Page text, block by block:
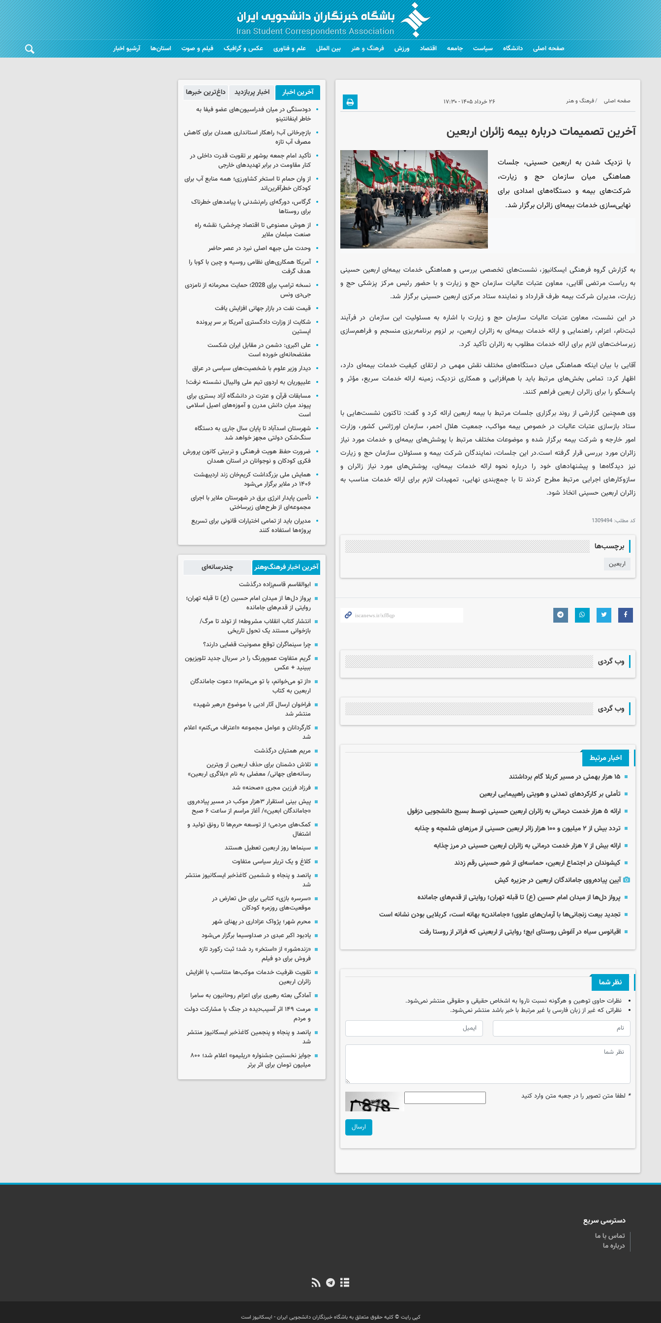
صفحه اصلی دانشگاه سیاست جامعه اقتصاد ورزش فرهنگ و هنر بین الملل علم و فناوری عکس و گرافیک فیلم و صوت استان‌ها آرشیو اخبار
صفحه اصلی فرهنگ و هنر ۲۶ خرداد ۱۴۰۵ - ۱۷:۳۰
آخرین تصمیمات درباره بیمه زائران اربعین
با نزدیک شدن به اربعین حسینی، جلسات
هماهنگی میان سازمان حج و زیارت،
شرکت‌های بیمه و دستگاه‌های امدادی برای
نهایی‌سازی خدمات بیمه‌ای زائران برگزار شد.
به گزارش گروه فرهنگی ایسکانیوز، نشست‌های تخصصی بررسی و هماهنگی خدمات بیمه‌ای اربعین حسینی
به ریاست مرتضی آقایی، معاون عتبات عالیات سازمان حج و زیارت و با حضور رئیس مرکز پزشکی حج و
زیارت، مدیران شرکت بیمه طرف قرارداد و نماینده ستاد مرکزی اربعین حسینی برگزار شد.
در این نشست، معاون عتبات عالیات سازمان حج و زیارت با اشاره به مسئولیت این سازمان در فرآیند
ثبت‌نام، اعزام، راهنمایی و ارائه خدمات بیمه‌ای به زائران اربعین، بر لزوم برنامه‌ریزی منسجم و فراهم‌سازی
زیرساخت‌های لازم برای ارائه خدمات مطلوب به زائران تأکید کرد.
آقایی با بیان اینکه هماهنگی میان دستگاه‌های مختلف نقش مهمی در ارتقای کیفیت خدمات بیمه‌ای دارد،
اظهار کرد: تمامی بخش‌های مرتبط باید با هم‌افزایی و همکاری نزدیک، زمینه ارائه خدمات سریع، مؤثر و
پاسخگو را برای زائران اربعین فراهم کنند.
وی همچنین گزارشی از روند برگزاری جلسات مرتبط با بیمه اربعین ارائه کرد و گفت: تاکنون نشست‌هایی با
ستاد بازسازی عتبات عالیات در خصوص بیمه مواکب، جمعیت هلال احمر، سازمان اورژانس کشور، وزارت
امور خارجه و شرکت بیمه برگزار شده و موضوعات مختلف مرتبط با پوشش‌های بیمه‌ای و خدمات مورد نیاز
زائران مورد بررسی قرار گرفته است.در این جلسات، نمایندگان شرکت بیمه و مسئولان سازمان حج و زیارت
نیز دیدگاه‌ها و پیشنهادهای خود را درباره نحوه ارائه خدمات بیمه‌ای، پوشش‌های مورد نیاز زائران و
سازوکارهای اجرایی مرتبط مطرح کردند تا با جمع‌بندی نهایی، تمهیدات لازم برای ارائه خدمات مناسب به
زائران اربعین حسینی اتخاذ شود.
کد مطلب: 1309494
برچسب‌ها
اربعین
وب گردی
وب گردی
اخبار مرتبط
۱۵ هزار بهمئی در مسیر کربلا گام برداشتند
تأملی بر کارکردهای تمدنی و هویتی راهپیمایی اربعین
ارائه ۵ هزار خدمت درمانی به زائران اربعین حسینی توسط بسیج دانشجویی دزفول
تردد بیش از ۲ میلیون و ۱۰۰ هزار زائر اربعین حسینی از مرزهای شلمچه و چذابه
ارائه بیش از ۷ هزار خدمت درمانی به زائران اربعین حسینی در مرز چذابه
کیشوندان در اجتماع اربعین، حماسه‌ای از شور حسینی رقم زدند
آیین پیاده‌روی جاماندگان اربعین در جزیره کیش
پرواز دل‌ها از میدان امام حسین (ع) تا قبله تهران؛ روایتی از قدم‌های جامانده
تجدید بیعت زنجانی‌ها با آرمان‌های علوی؛ «جاماندن» بهانه است، کربلایی بودن نشانه است
اقیانوس سیاه در آغوش روستای ایچ؛ روایتی از اربعینی که فراتر از روستا رفت
نظر شما
نظرات حاوی توهین و هرگونه نسبت ناروا به اشخاص حقیقی و حقوقی منتشر نمی‌شود.
نظراتی که غیر از زبان فارسی یا غیر مرتبط با خبر باشد منتشر نمی‌شود.
* لطفا متن تصویر را در جعبه متن وارد کنید
ارسال
آخرین اخبار اخبار پربازدید داغ‌ترین خبرها
دودستگی در میان فدراسیون‌های عضو فیفا به
خاطر اینفانتینو
بازچرخانی آب؛ راهکار استانداری همدان برای کاهش
مصرف آب تازه
تأکید امام جمعه بوشهر بر تقویت قدرت داخلی در
کنار مقاومت در برابر تهدیدهای خارجی
از وان حمام تا استخر کشاورزی؛ همه منابع آب برای
کودکان خطرآفرین‌اند
گرگاس، دورگه‌ای رام‌نشدنی با پیامدهای خطرناک
برای روستاها
از هوش مصنوعی تا اقتصاد چرخشی؛ نقشه راه
صنعت مبلمان ملایر
وحدت ملی جبهه اصلی نبرد در عصر حاضر
آمریکا همکاری‌های نظامی روسیه و چین با کوبا را
هدف گرفت
نسخه ترامپ برای 2028؛ حمایت محرمانه از نامزدی
جی‌دی ونس
قیمت نفت در بازار جهانی افزایش یافت
شکایت از وزارت دادگستری آمریکا بر سر پرونده
اپستین
علی اکبری: دشمن در مقابل ایران شکست
مفتضحانه‌ای خورده است
دیدار وزیر علوم با شخصیت‌های سیاسی در عراق
علیپوریان به اردوی تیم ملی والیبال نشسته نرفت!
مسابقات قرآن و عترت در دانشگاه آزاد بستری برای
پیوند میان دانش مدرن و آموزه‌های اصیل اسلامی
است
شهرستان اسدآباد تا پایان سال جاری به دستگاه
سنگ‌شکن دولتی مجهز خواهد شد
ضرورت حفظ هویت فرهنگی و تربیتی کانون پرورش
فکری کودکان و نوجوانان در استان همدان
همایش ملی بزرگداشت کریم‌خان زند اردیبهشت
۱۴۰۶ در ملایر برگزار می‌شود
تأمین پایدار انرژی برق در شهرستان ملایر با اجرای
مجموعه‌ای از طرح‌های زیرساختی
مدیران باید از تمامی اختیارات قانونی برای تسریع
پروژه‌ها استفاده کنند
آخرین اخبار فرهنگ‌وهنر چندرسانه‌ای
ابوالقاسم قاسم‌زاده درگذشت
پرواز دل‌ها از میدان امام حسین (ع) تا قبله تهران؛
روایتی از قدم‌های جامانده
انتشار کتاب انقلاب مشروطه؛ از تولد تا مرگ/
بازخوانی مستند یک تحول تاریخی
چرا سینماگران توقع مصونیت قضایی دارند؟
گریم متفاوت عموپورنگ را در سریال جدید تلویزیون
ببینید + عکس
«از تو می‌خوانم، با تو می‌مانم»؛ دعوت جاماندگان
اربعین به کتاب
فراخوان ارسال آثار ادبی با موضوع «رهبر شهید»
منتشر شد
کارگردانان و عوامل مجموعه «اعتراف می‌کنم» اعلام
شد
مریم همتیان درگذشت
تلاش دشمنان برای حذف اربعین از ویترین
رسانه‌های جهانی/ معضلی به نام «بلاگری اربعین»
فرزاد فرزین مجری «صحنه» شد
پیش بینی استقرار ۳هزار موکب در مسیر پیاده‌روی
«جاماندگان ابعین»/ آغاز مراسم از ساعت ۶ صبح
کمک‌های مردمی؛ از توسعه حرم‌ها تا رونق تولید و
اشتغال
سینماها روز اربعین تعطیل هستند
کلاغ و یک تریلر سیاسی متفاوت
پانصد و پنجاه و ششمین کاغذخبر ایسکانیوز منتشر
شد
«سرسره بازی» کتابی برای حل تعارض در
موقعیت‌های روزمره کودکان
محرم شهر؛ پژواک عزاداری در پهنای شهر
یادبود اکبر عبدی در صداوسیما برگزار می‌شود
«زنده‌شور» از «استخر» رد شد؛ ثبت رکورد تازه
فروش برای دو فیلم
تقویت ظرفیت خدمات موکب‌ها متناسب با افزایش
زائران اربعین
آمادگی بعثه رهبری برای اعزام روحانیون به سامرا
مرمت ۱۴۹ اثر آسیب‌دیده در جنگ با مشارکت دولت
و مردم
پانصد و پنجاه و پنجمین کاغذخبر ایسکانیوز منتشر
شد
جوایز نخستین جشنواره «ریلیمو» اعلام شد؛ ۸۰۰
میلیون تومان برای اثر برتر
دسترسی سریع
تماس با ما
درباره ما
کپی رایت © کلیه حقوق متعلق به باشگاه خبرنگاران دانشجویی ایران - ایسکانیوز است